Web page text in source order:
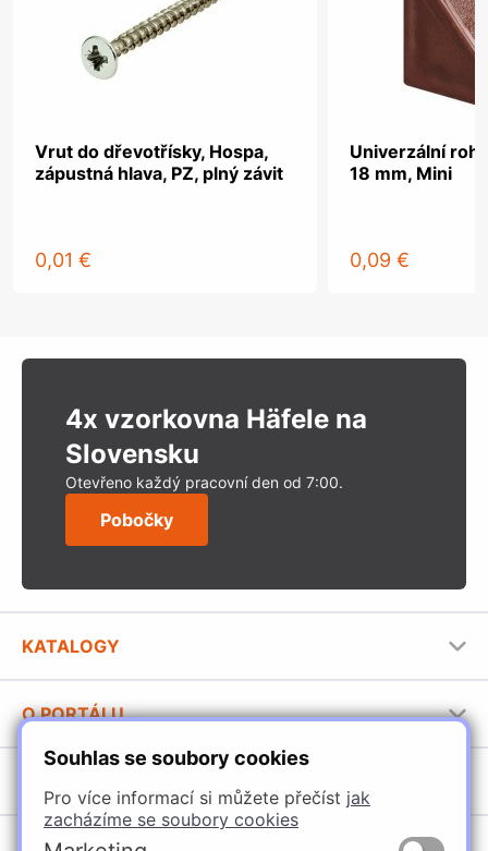
Souhlas se soubory cookies
Pro více informací si můžete přečíst jak
zacházíme se soubory cookies
Vrut do dřevotřísky, Hospa,
zápustná hlava, PZ, plný závit
0,01 €
Univerzální
18 mm, Mini
0,09 €
4x vzorkovna Häfele na
Slovensku
Otevřeno každý pracovní den od 7:00.
Pobočky
KATALOGY
Stavební katalog Häfele
Brožury Häfele
O PORTÁLU
Provozovatel portálu
Jak používat portál
Úchytky